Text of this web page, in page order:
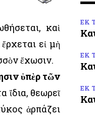
καὶ
εἰ μὴ
ἔχωσιν.
ὑπὲρ τῶν
ἴδια, θεωρεῖ
ἁρπάζει
ΕΚ
ΕΚ
ΕΚ